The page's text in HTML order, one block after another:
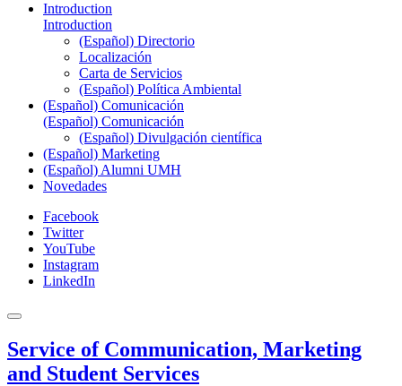
Introduction
Introduction
(Español) Directorio
Localización
Carta de Servicios
(Español) Política Ambiental
(Español) Comunicación
(Español) Comunicación
(Español) Divulgación científica
(Español) Marketing
(Español) Alumni UMH
Novedades
Facebook
Twitter
YouTube
Instagram
LinkedIn
Service of Communication, Marketing
and Student Services